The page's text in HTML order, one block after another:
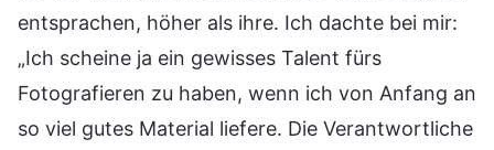
entsprachen, höher als ihre. Ich dachte bei mir:
„Ich scheine ja ein gewisses Talent fürs
Fotografieren zu haben, wenn ich von Anfang an
so viel gutes Material liefere. Die Verantwortliche